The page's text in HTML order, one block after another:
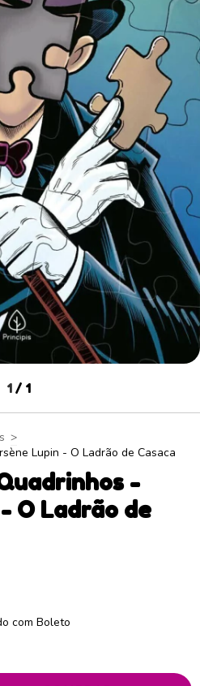
1 / 1
>
Lupin - O Ladrão de Casaca
-
O Ladrão de
com Boleto